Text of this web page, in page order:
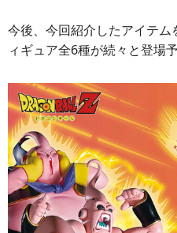
今後、今回紹介したアイテ
ィギュア全6種が続々と登場予